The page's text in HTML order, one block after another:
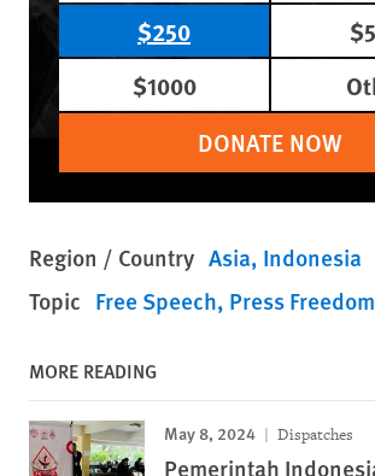
$250
$1000
DONATE NOW
Region / Country Asia Indonesia
Topic Free Speech Press Freedom
MORE READING
May 8, 2024 Dispatches
Pemerintah